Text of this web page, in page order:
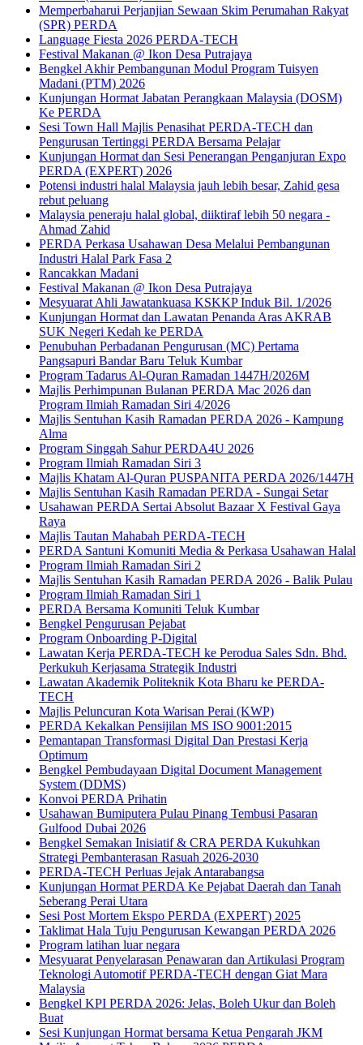
Memperbaharui Perjanjian Sewaan Skim Perumahan Rakyat
(SPR) PERDA
Language Fiesta 2026 PERDA-TECH
Festival Makanan @ Ikon Desa Putrajaya
Bengkel Akhir Pembangunan Modul Program Tuisyen
Madani (PTM) 2026
Kunjungan Hormat Jabatan Perangkaan Malaysia (DOSM)
Ke PERDA
Sesi Town Hall Majlis Penasihat PERDA-TECH dan
Pengurusan Tertinggi PERDA Bersama Pelajar
Kunjungan Hormat dan Sesi Penerangan Penganjuran Expo
PERDA (EXPERT) 2026
Potensi industri halal Malaysia jauh lebih besar, Zahid gesa
rebut peluang
Malaysia peneraju halal global, diiktiraf lebih 50 negara -
Ahmad Zahid
PERDA Perkasa Usahawan Desa Melalui Pembangunan
Industri Halal Park Fasa 2
Rancakkan Madani
Festival Makanan @ Ikon Desa Putrajaya
Mesyuarat Ahli Jawatankuasa KSKKP Induk Bil. 1/2026
Kunjungan Hormat dan Lawatan Penanda Aras AKRAB
SUK Negeri Kedah ke PERDA
Penubuhan Perbadanan Pengurusan (MC) Pertama
Pangsapuri Bandar Baru Teluk Kumbar
Program Tadarus Al-Quran Ramadan 1447H/2026M
Majlis Perhimpunan Bulanan PERDA Mac 2026 dan
Program Ilmiah Ramadan Siri 4/2026
Majlis Sentuhan Kasih Ramadan PERDA 2026 - Kampung
Alma
Program Singgah Sahur PERDA4U 2026
Program Ilmiah Ramadan Siri 3
Majlis Khatam Al-Quran PUSPANITA PERDA 2026/1447H
Majlis Sentuhan Kasih Ramadan PERDA - Sungai Setar
Usahawan PERDA Sertai Absolut Bazaar X Festival Gaya
Raya
Majlis Tautan Mahabah PERDA-TECH
PERDA Santuni Komuniti Media & Perkasa Usahawan Halal
Program Ilmiah Ramadan Siri 2
Majlis Sentuhan Kasih Ramadan PERDA 2026 - Balik Pulau
Program Ilmiah Ramadan Siri 1
PERDA Bersama Komuniti Teluk Kumbar
Bengkel Pengurusan Pejabat
Program Onboarding P-Digital
Lawatan Kerja PERDA-TECH ke Perodua Sales Sdn. Bhd.
Perkukuh Kerjasama Strategik Industri
Lawatan Akademik Politeknik Kota Bharu ke PERDA-
TECH
Majlis Peluncuran Kota Warisan Perai (KWP)
PERDA Kekalkan Pensijilan MS ISO 9001:2015
Pemantapan Transformasi Digital Dan Prestasi Kerja
Optimum
Bengkel Pembudayaan Digital Document Management
System (DDMS)
Konvoi PERDA Prihatin
Usahawan Bumiputera Pulau Pinang Tembusi Pasaran
Gulfood Dubai 2026
Bengkel Semakan Inisiatif & CRA PERDA Kukuhkan
Strategi Pembanterasan Rasuah 2026-2030
PERDA-TECH Perluas Jejak Antarabangsa
Kunjungan Hormat PERDA Ke Pejabat Daerah dan Tanah
Seberang Perai Utara
Sesi Post Mortem Ekspo PERDA (EXPERT) 2025
Taklimat Hala Tuju Pengurusan Kewangan PERDA 2026
Program latihan luar negara
Mesyuarat Penyelarasan Penawaran dan Artikulasi Program
Teknologi Automotif PERDA-TECH dengan Giat Mara
Malaysia
Bengkel KPI PERDA 2026: Jelas, Boleh Ukur dan Boleh
Buat
Sesi Kunjungan Hormat bersama Ketua Pengarah JKM